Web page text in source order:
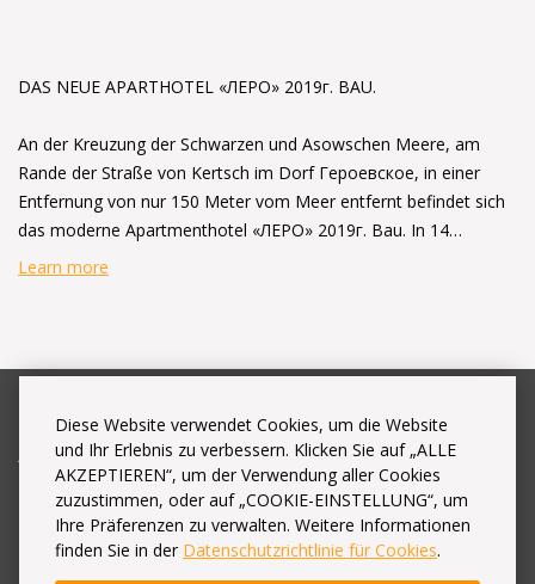
Diese Website verwendet Cookies, um die Website
und Ihr Erlebnis zu verbessern. Klicken Sie auf „ALLE
AKZEPTIEREN“, um der Verwendung aller Cookies
zuzustimmen, oder auf „COOKIE-EINSTELLUNG“, um
Ihre Präferenzen zu verwalten. Weitere Informationen
finden Sie in der Datenschutzrichtlinie für Cookies.
DAS NEUE APARTHOTEL «ЛЕРО» 2019г. BAU.
An der Kreuzung der Schwarzen und Asowschen Meere, am
Rande der Straße von Kertsch im Dorf Героевское, in einer
Entfernung von nur 150 Meter vom Meer entfernt befindet sich
das moderne Apartmenthotel «ЛЕРО» 2019г. Bau. In 14
geräumigen Zimmer herrschen Gemütlichkeit, Komfort und
erstreckt sich entlang der ganzen Küste, und das Meer mit
kleinen Touristen. Am Strand gibt es Wasserspaß. Im Dorf gibt
es einen Markt, Geschäfte, Cafés. Strandurlaub kann variieren
Inspektion Kertscher Nähe: klettern auf der 90-Meter-Berg
Mitridat, erkunden Sie die Altgriechische Kolonie Pantikapaion,
besuchen Sie die Festung von Kertsch und die Festung Еникале,
Learn more
Apartments